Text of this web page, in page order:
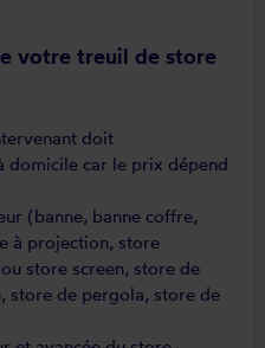
votre treuil de store
doit
domicile car le prix dépend
(banne, banne coffre,
à projection, store
store screen, store de
store de pergola, store de